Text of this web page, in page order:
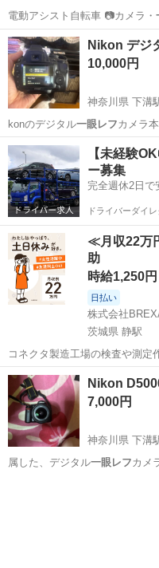
電動アシスト自転車 📷カメラ・
コン…
大阪 大阪市
Nikon デジ
10,000円
神奈川県 下溝
konのデジタル一眼レフ カメラ
詳細チェック…
神奈川 相模原市 下溝駅
【未経験
ー募集
完全週休2日で
ドライバーダイレ
≪月収22万
助
時給1,250円
日払い
株式会社
茨城県 静駅
コネクタ製造工場の検査や測定
日128日★クリーンルーム内作
★就業先食堂利用可！日払い制度
工場のお仕事 ◇コネクタ製造工...
茨城 常陸大宮市
Nikon
7,000円
神奈川県 下溝
属した、デジタル一眼レフ